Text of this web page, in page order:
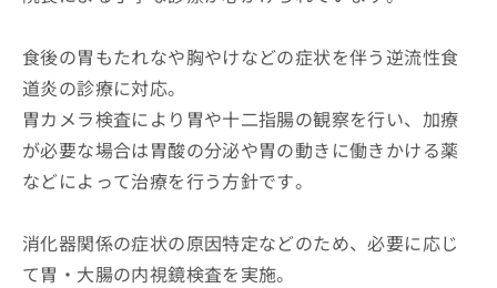
食後の胃もたれなや胸やけなどの症状を伴う逆流性食
道炎の診療に対応。
胃カメラ検査により胃や十二指腸の観察を行い、加療
が必要な場合は胃酸の分泌や胃の動きに働きかける薬
などによって治療を行う方針です。
消化器関係の症状の原因特定などのため、必要に応じ
て胃・大腸の内視鏡検査を実施。